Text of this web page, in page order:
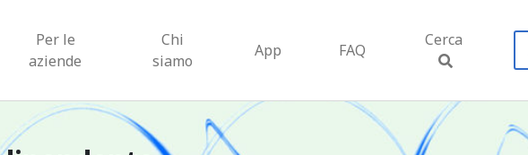
Per le
aziende
Chi
siamo
App FAQ
Cerca